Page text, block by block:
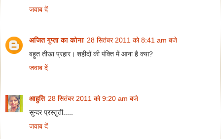
जवाब दें
अजित गुप्ता का कोना 28 सितंबर 2011 को 8:41 am बजे
बहुत तीखा प्रहार। शहीदों की पंक्ति में आना है क्‍या?
जवाब दें
आहुति 28 सितंबर 2011 को 9:20 am बजे
सुन्दर प्रस्तुती.....
जवाब दें